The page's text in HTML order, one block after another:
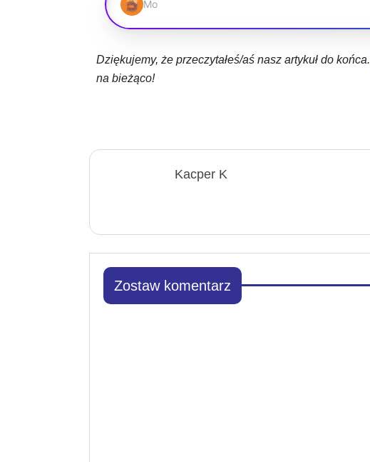
Dziękujemy, że przeczytałeś/aś nasz artykuł do końca.
na bieżąco!
Kacper K
Zostaw komentarz